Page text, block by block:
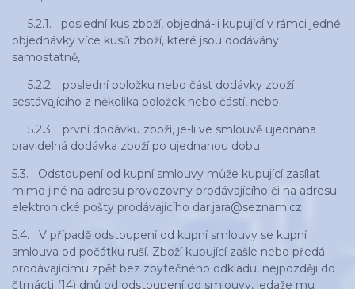
5.2.1. poslední kus zboží, objedná-li kupující v rámci jedné
objednávky více kusů zboží, které jsou dodávány
samostatně,
5.2.2. poslední položku nebo část dodávky zboží
sestávajícího z několika položek nebo částí, nebo
5.2.3. první dodávku zboží, je-li ve smlouvě ujednána
pravidelná dodávka zboží po ujednanou dobu.
5.3. Odstoupení od kupní smlouvy může kupující zasílat
mimo jiné na adresu provozovny prodávajícího či na adresu
elektronické pošty prodávajícího dar.jara@seznam.cz
5.4. V případě odstoupení od kupní smlouvy se kupní
smlouva od počátku ruší. Zboží kupující zašle nebo předá
prodávajícímu zpět bez zbytečného odkladu, nejpozději do
čtrnácti (14) dnů od odstoupení od smlouvy, ledaže mu